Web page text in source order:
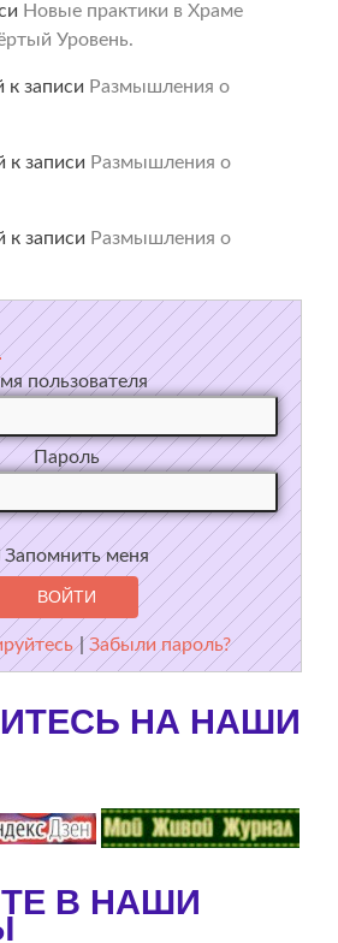
Новые практики в Храме
Уровень.
к записи Размышления о
к записи Размышления о
к записи Размышления о
пользователя
Пароль
Запомнить меня
|Забыли пароль?
НА НАШИ
В НАШИ